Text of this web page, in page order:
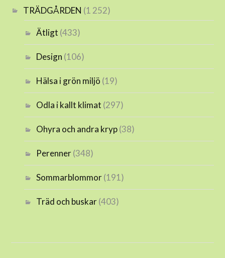
TRÄDGÅRDEN (1 252)
Ätligt (433)
Design (106)
Hälsa i grön miljö (19)
Odla i kallt klimat (297)
Ohyra och andra kryp(38)
Perenner(348)
Sommarblommor(191)
Träd och buskar(403)